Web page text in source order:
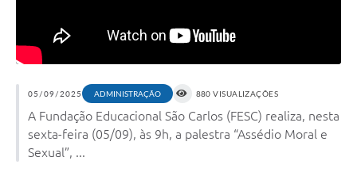
05/09/2025 ADMINISTRAÇÃO 880 VISUALIZAÇÕES
A Fundação Educacional São Carlos (FESC) realiza, nesta
sexta-feira (05/09), às 9h, a palestra “Assédio Moral e
Sexual”, ...